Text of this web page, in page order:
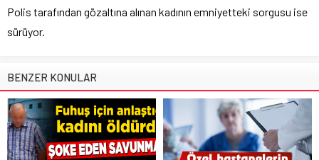
Polis tarafından gözaltına alınan kadının emniyetteki sorgusu ise
sürüyor.
BENZER KONULAR